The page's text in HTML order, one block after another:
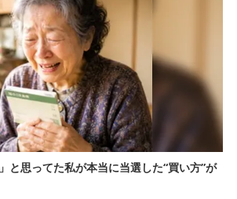
と思ってた私が本当に当選した“買い方”が